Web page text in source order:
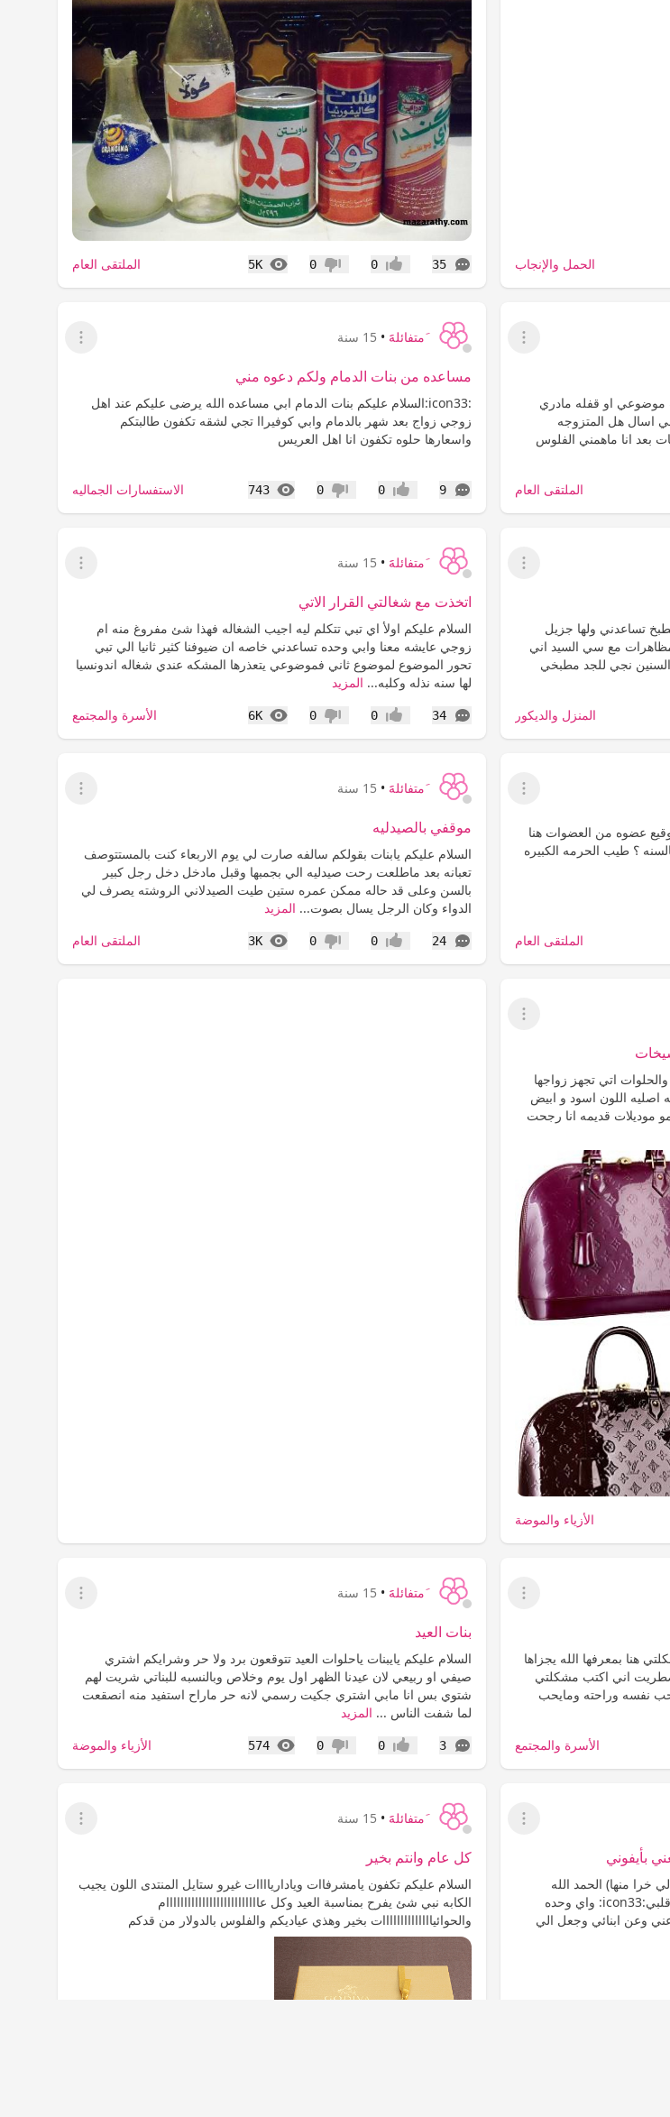
الحمل والإنجاب 35
التعليقات إعجاب0 عدم إعجاب
0
5K
المشاهدات الملتقى العام
عرض القائمة
او قفله مادري
اسال هل المتزوجه
بعد انا ماهمني الفلوس
الملتقى العام
َمتفائلهََ • 15 سنة
عرض القائمة
مساعده من بنات الدمام ولكم دعوه مني
:icon33:السلام عليكم بنات الدمام ابي مساعده الله يرضى عليكم عند اهل
زوجي زواج بعد شهر بالدمام وابي كوفيراا تجي لشقه تكفون طالبتكم
واسعارها حلوه تكفون انا اهل العريس
9
التعليقات إعجاب0 عدم إعجاب
0
743
المشاهدات الاستفسارات الجماليه
عرض القائمة
تساعدني ولها جزيل
مع سي السيد اني
نجي للجد مطبخي
المنزل والديكور
َمتفائلهََ • 15 سنة
عرض القائمة
اتخذت مع شغالتي القرار الاتي
السلام عليكم اولأ اي تبي تتكلم ليه اجيب الشغاله فهذا شئ مفروغ منه ام
زوجي عايشه معنا وابي وحده تساعدني خاصه ان ضيوفنا كثير ثانيا الي تبي
تحور الموضوع لموضوع ثاني فموضوعي يتعذرها المشكه عندي شغاله اندونسيا
لها سنه نذله وكلبه... المزيد
34
التعليقات إعجاب0 عدم إعجاب
0
6K
المشاهدات الأسرة والمجتمع
عرض القائمة
عضوه من العضوات هنا
؟ طيب الحرمه الكبيره
الملتقى العام
َمتفائلهََ • 15 سنة
عرض القائمة
موقفي بالصيدليه
السلام عليكم يابنات بقولكم سالفه صارت لي يوم الاربعاء كنت بالمستتوصف
تعبانه بعد ماطلعت رحت صيدليه الي بجمبها وقبل مادخل دخل رجل كبير
بالسن وعلى قد حاله ممكن عمره ستين طيت الصيدلاني الروشته يصرف لي
الدواء وكان الرجل يسال بصوت... المزيد
24
التعليقات إعجاب0 عدم إعجاب
0
3K
المشاهدات الملتقى العام
عرض القائمة
اتي تجهز زواجها
لها 3 شنط ماركه اصليه اللون اسود و ابيض
موديلات قديمه انا رجحت
الأزياء والموضة
عرض القائمة
هنا بمعرفها الله يجزاها
اني اكتب مشكلتي
نفسه وراحته ومايحب
الأسرة والمجتمع
َمتفائلهََ • 15 سنة
عرض القائمة
بنات العيد
السلام عليكم يايبنات ياحلوات العيد تتوقعون برد ولا حر وشرايكم اشتري
صيفي او ربيعي لان عيدنا الظهر اول يوم وخلاص وبالنسبه للبناتي شريت لهم
شتوي بس انا مابي اشتري جكيت رسمي لانه حر ماراح استفيد منه انصقعت
لما شفت الناس ... المزيد
3
التعليقات إعجاب0 عدم إعجاب
0
574
المشاهدات الأزياء والموضة
عرض القائمة
بأيفوني
خرا منها) الحمد الله
والشكر سرق مني اي فوني العزيز الغالي على قلبي:icon33: واي وحده
وعن ابنائي وجعل الي
َمتفائلهََ • 15 سنة
عرض القائمة
كل عام وانتم بخير
السلام عليكم تكفون يامشرفاات ويادارياااات غيرو ستايل المنتدى اللون يجيب
الكابه نبي شئ يفرح بمناسبة العيد وكل عاااااااااااااااااااااااااام
والحوائياااااااااااااات بخير وهذي عياديكم والفلوس بالدولار من قدكم